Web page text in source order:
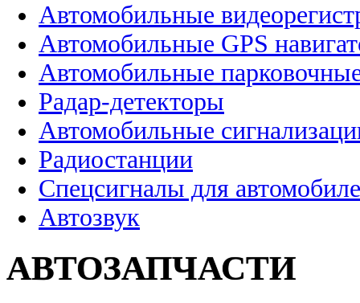
Автомобильные
Автомобильные GPS
Автомобильные
Радар-детекторы
Автомобильные
Радиостанции
Спецсигналы для
Автозвук
АВТОЗАПЧАСТИ